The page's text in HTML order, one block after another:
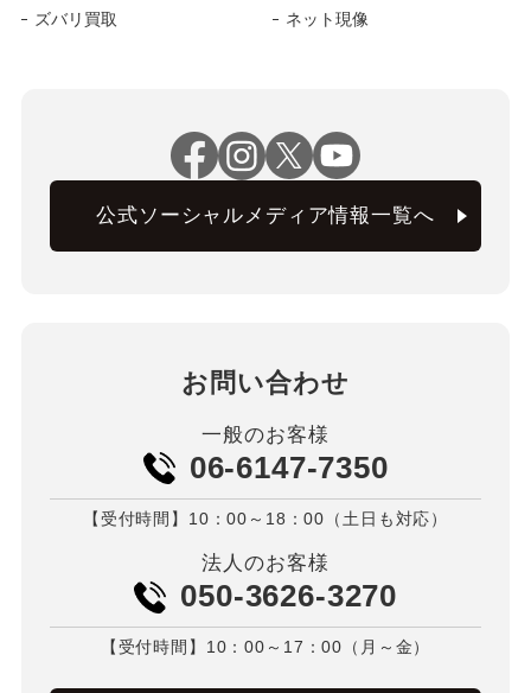
ズバリ買取 ネット現像
公式ソーシャルメディア情報一覧へ
お問い合わせ
一般のお客様
06-6147-7350
【受付時間】10：00～18：00（土日も対応）
法人のお客様
050-3626-3270
【受付時間】10：00～17：00（月～金）